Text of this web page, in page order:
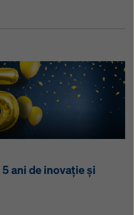
ani de inovație și